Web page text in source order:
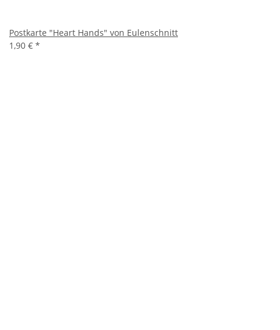
Postkarte "Heart Hands" von Eulenschnitt
1,90 € *